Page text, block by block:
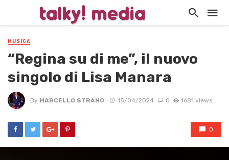
MUSICA
“Regina su di me”, il nuovo
singolo di Lisa Manara
By MARCELLO STRANO 15/04/2024 0 1681 views
0